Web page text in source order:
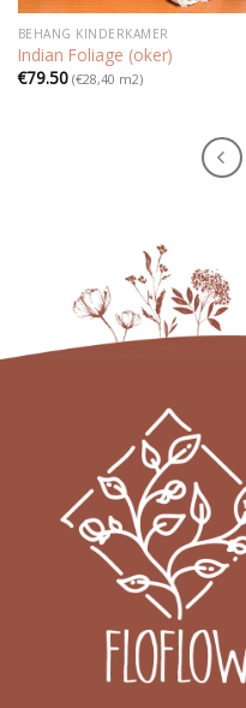
BEHANG KINDERKAMER
Indian Foliage (oker)
€79.50(€28,40 m2)